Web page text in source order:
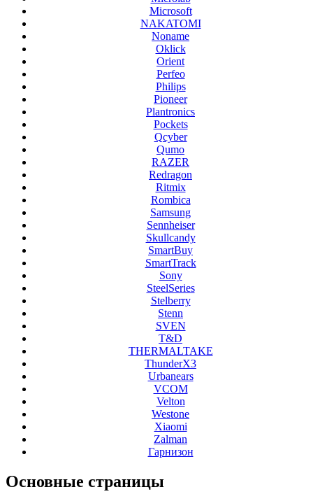
Microsoft
NAKATOMI
Noname
Oklick
Orient
Perfeo
Philips
Pioneer
Plantronics
Pockets
Qcyber
Qumo
RAZER
Redragon
Ritmix
Rombica
Samsung
Sennheiser
Skullcandy
SmartBuy
SmartTrack
Sony
SteelSeries
Stelberry
Stenn
SVEN
T&D
THERMALTAKE
ThunderX3
Urbanears
VCOM
Velton
Westone
Xiaomi
Zalman
Гарнизон
Основные страницы